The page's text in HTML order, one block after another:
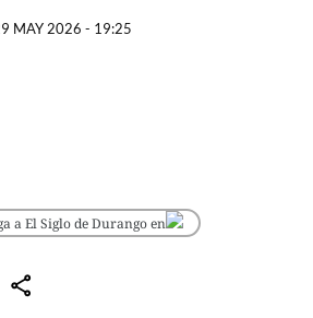
MAY 2026 - 19:25
a El Siglo de Durango en
comparte